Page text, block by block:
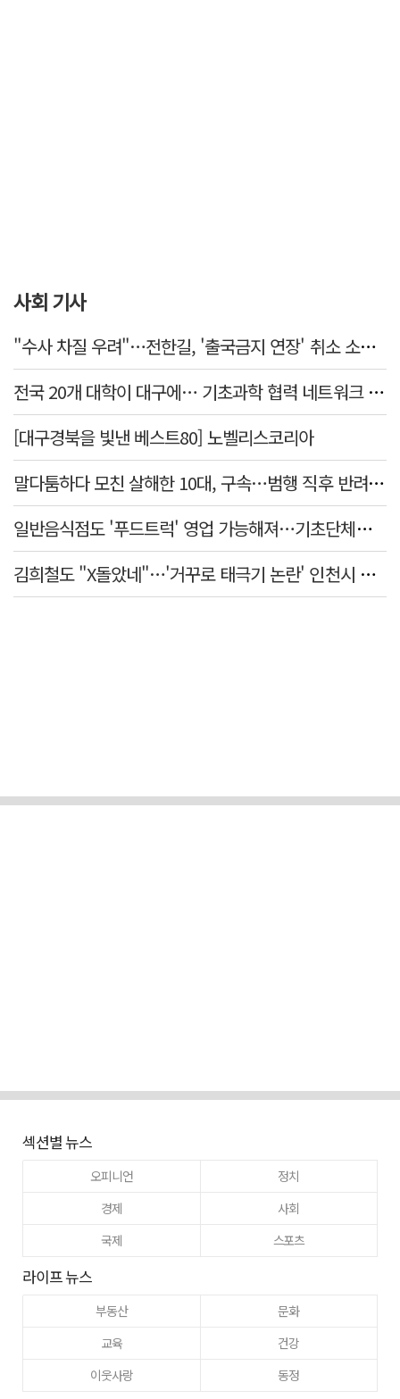
사회 기사
"수사 차질 우려"…전한길, '출국금지 연장' 취소 소송 패소
전국 20개 대학이 대구에… 기초과학 협력 네트워크 출범하다
[대구경북을 빛낸 베스트80] 노벨리스코리아
말다툼하다 모친 살해한 10대, 구속…범행 직후 반려견도 죽여
일반음식점도 '푸드트럭' 영업 가능해져…기초단체별 조례 개정 움직임
김희철도 "X돌았네"…'거꾸로 태극기 논란' 인천시 현수막, 이틀 만에 철거
섹션별 뉴스
오피니언
정치
경제
사회
국제
스포츠
라이프 뉴스
부동산
문화
교육
건강
이웃사랑
동정